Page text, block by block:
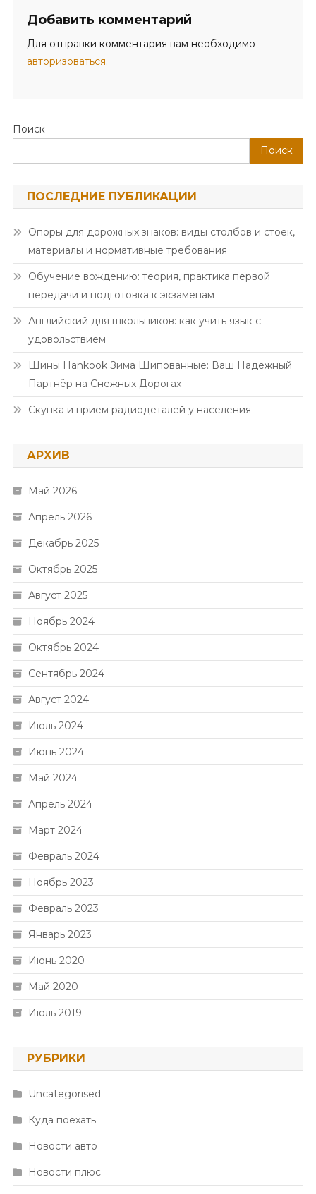
Добавить комментарий
Для отправки комментария вам необходимо
авторизоваться.
Поиск
Поиск
ПОСЛЕДНИЕ ПУБЛИКАЦИИ
Опоры для дорожных знаков: виды столбов и стоек,
материалы и нормативные требования
Обучение вождению: теория, практика первой
передачи и подготовка к экзаменам
Английский для школьников: как учить язык с
удовольствием
Шины Hankook Зима Шипованные: Ваш Надежный
Партнёр на Снежных Дорогах
Скупка и прием радиодеталей у населения
АРХИВ
Май 2026
Апрель 2026
Декабрь 2025
Октябрь 2025
Август 2025
Ноябрь 2024
Октябрь 2024
Сентябрь 2024
Август 2024
Июль 2024
Июнь 2024
Май 2024
Апрель 2024
Март 2024
Февраль 2024
Ноябрь 2023
Февраль 2023
Январь 2023
Июнь 2020
Май 2020
Июль 2019
РУБРИКИ
Uncategorised
Куда поехать
Новости авто
Новости плюс